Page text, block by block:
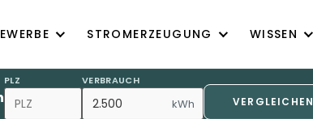
STROMERZEUGUNG WISSEN
PLZ VERBRAUCH
kWh VERGLEICHEN